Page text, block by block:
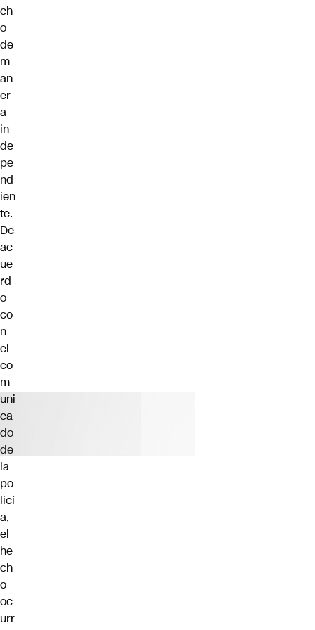
ch
o
de
m
an
er
a
in
de
pe
nd
ien
te.
De
ac
ue
rd
o
co
n
el
co
m
uni
ca
do
de
la
po
licí
a,
el
he
ch
o
oc
urr